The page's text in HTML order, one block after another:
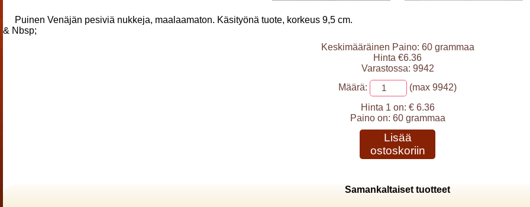
Puinen Venäjän pesiviä nukkeja, maalaamaton. Käsityönä tuote, korkeus 9,5 cm.
& Nbsp;
Keskimääräinen Paino: 60 grammaa
Hinta €6.36
Varastossa: 9942
Määrä:
(max 9942)
Hinta 1 on: € 6.36
Paino on: 60 grammaa
Lisää
ostoskoriin
Samankaltaiset tuotteet